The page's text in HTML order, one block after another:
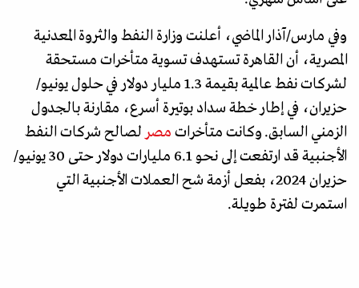
وفي مارس/آذار الماضي، أعلنت وزارة النفط والثروة المعدنية
المصرية، أن القاهرة تستهدف تسوية متأخرات مستحقة
لشركات نفط عالمية بقيمة 1.3 مليار دولار في حلول يونيو/
حزيران، في إطار خطة سداد بوتيرة أسرع، مقارنة بالجدول
الزمني السابق. وكانت متأخرات مصرلصالح شركات النفط
الأجنبية قد ارتفعت إلى نحو 6.1 مليارات دولار حتى 30 يونيو/
حزيران 2024، بفعل أزمة شح العملات الأجنبية التي
استمرت لفترة طويلة.